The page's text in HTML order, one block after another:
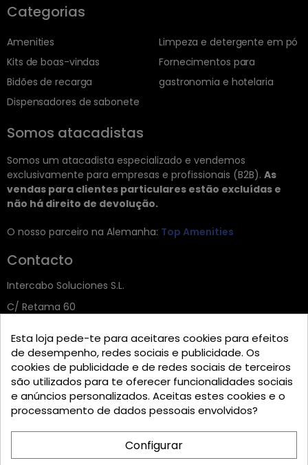
Categorias
Amenities
Kits de boas-vindas
Bidões de recarga
Dispensadores de sabonete
Limpeza e detergente em pó
Fornecimentos para
gastronomia e hotelaria
Somos atacadistas
Somos um atacadista especializado e vendemos
exclusivamente para empresas e profissionais (B2B). As
vendas para clientes particulares estão excluídas e
não há direito de devolução.
O nosso parceiro na Alemanha: Top Amenities
Contacto
Intercabo Soluciones S.L.
C/ Retama 60
Tel: +34 644 902 406
info@bio-amenities.com
Español
Esta loja pede-te para aceitares cookies para efeitos
de desempenho, redes sociais e publicidade. Os
cookies de publicidade e de redes sociais de terceiros
são utilizados para te oferecer funcionalidades sociais
e anúncios personalizados. Aceitas estes cookies e o
processamento de dados pessoais envolvidos?
Configurar